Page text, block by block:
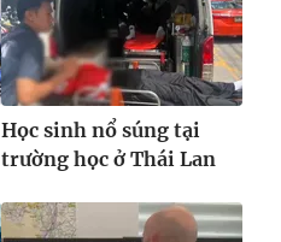
Học sinh nổ súng tại
trường học ở Thái Lan